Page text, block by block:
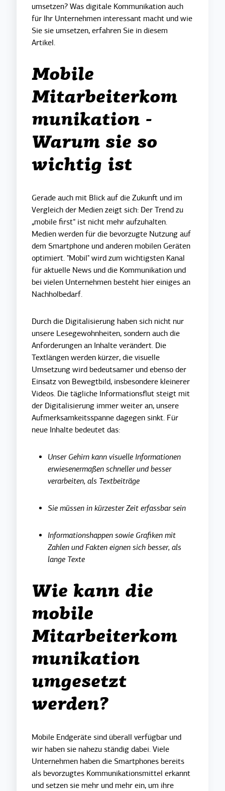
umsetzen? Was digitale Kommunikation auch
für Ihr Unternehmen interessant macht und wie
Sie sie umsetzen, erfahren Sie in diesem
Artikel.
Mobile
Mitarbeiterkom
munikation -
Warum sie so
wichtig ist
Gerade auch mit Blick auf die Zukunft und im
Vergleich der Medien zeigt sich: Der Trend zu
„mobile first“ ist nicht mehr aufzuhalten.
Medien werden für die bevorzugte Nutzung auf
dem Smartphone und anderen mobilen Geräten
optimiert. "Mobil" wird zum wichtigsten Kanal
für aktuelle News und die Kommunikation und
bei vielen Unternehmen besteht hier einiges an
Nachholbedarf.
Durch die Digitalisierung haben sich nicht nur
unsere Lesegewohnheiten, sondern auch die
Anforderungen an Inhalte verändert. Die
Textlängen werden kürzer, die visuelle
Umsetzung wird bedeutsamer und ebenso der
Einsatz von Bewegtbild, insbesondere kleinerer
Videos. Die tägliche Informationsflut steigt mit
der Digitalisierung immer weiter an, unsere
Aufmerksamkeitsspanne dagegen sinkt. Für
neue Inhalte bedeutet das:
Unser Gehirn kann visuelle Informationen
erwiesenermaßen schneller und besser
verarbeiten, als Textbeiträge
Sie müssen in kürzester Zeit erfassbar sein
Informationshappen sowie Grafiken mit
Zahlen und Fakten eignen sich besser, als
lange Texte
Wie kann die
mobile
Mitarbeiterkom
munikation
umgesetzt
werden?
Mobile Endgeräte sind überall verfügbar und
wir haben sie nahezu ständig dabei. Viele
Unternehmen haben die Smartphones bereits
als bevorzugtes Kommunikationsmittel erkannt
und setzen sie mehr und mehr ein, um ihre